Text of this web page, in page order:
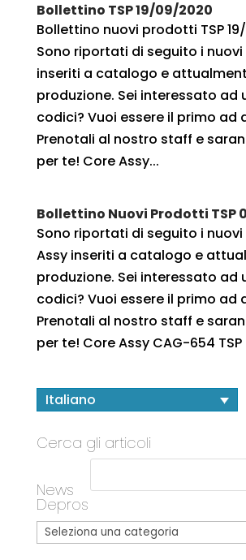
Bollettino TSP 19/09/2020
Bollettino nuovi prodotti TSP
Sono riportati di seguito i
inseriti a catalogo e
produzione. Sei interessato ad
codici? Vuoi essere il primo ad
Prenotali al nostro staff e
per te! Core Assy...
Bollettino Nuovi Prodotti TSP
Sono riportati di seguito i
Assy inseriti a catalogo e
produzione. Sei interessato ad
codici? Vuoi essere il primo ad
Prenotali al nostro staff e
per te! Core Assy CAG-654 TSP
Italiano
Cerca gli articoli
News
Depros